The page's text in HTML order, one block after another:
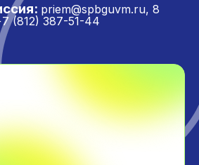
priem@spbguvm.ru, 8
(812) 387-51-44